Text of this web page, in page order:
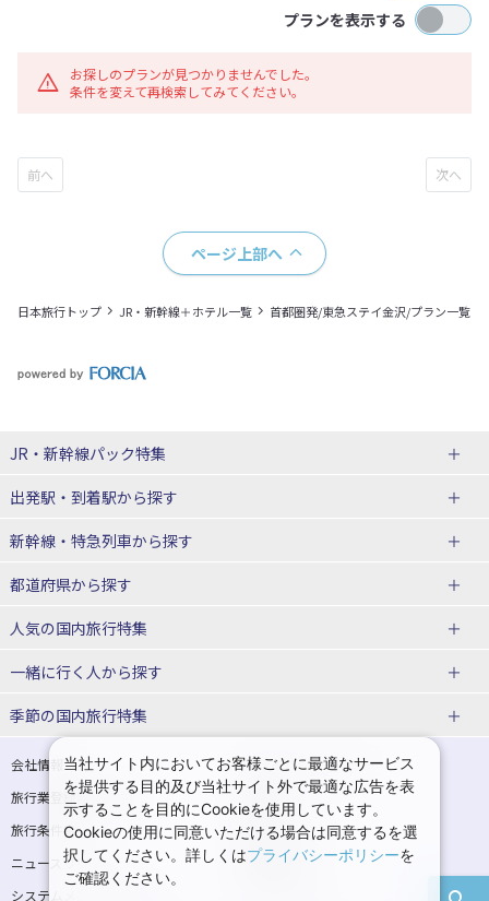
プランを表示する
お探しのプランが見つかりませんでした。
条件を変えて再検索してみてください。
ページ上部へ
日本旅行トップ JR・新幹線＋ホテル一覧 首都圏発/東急ステイ金沢/プラン一覧
JR・新幹線パック特集
JR・新幹線＋ホテルパック
出張パック
出発駅・到着駅から探す
秋田⇔東京 新幹線パック
仙台→東京 新幹線パック
富山⇔東京 新幹線パック
東京→仙台 新幹線パック
東京→金沢 新幹線パック
東京⇔軽井沢 新幹線パック 東京→長野 新幹線パック
東京→名古屋 新幹線パック 東京→京都 新幹線パック
東京→大阪（新大阪） 新幹線パッ
ク
東京→神戸（新神戸） 新幹線パッ
ク
新幹線・特急列車から探す
北海道新幹線 旅行
山形新幹線 旅行
東海道新幹線 旅行
上越新幹線 旅行
九州新幹線 旅行 西九州新幹線 旅行
特急サンダーバード 旅行
都道府県から探す
北海道旅行・ツアー
東北
青森旅行・ツアー 岩手旅行・ツアー
宮城旅行・ツアー 秋田旅行・ツアー
山形旅行・ツアー 福島旅行・ツアー
関東
人気の国内旅行特集
東京ディズニーリゾート®への旅
ユニバーサル・スタジオ・ジャパ
温泉旅行 日帰り旅行
一緒に行く人から探す
一人旅 国内版
カップル・夫婦旅行 国内版 女子旅 国内版
卒業旅行・学生旅行 国内版
季節の国内旅行特集
桜・お花見特集
ゴールデンウィーク（GW）の国内
旅行
夏休み・お盆の国内旅行 7月の国内旅行
8月の国内旅行 9月の国内旅行
会社情報
プライバシーポリシー
旅行業登録票・約款
規約集
旅行条件書
商標について
ニュースリリース
採用情報
システムメンテナンスの
当社サイト内においてお客様ごとに最適なサービス
を提供する目的及び当社サイト外で最適な広告を表
示することを目的にCookieを使用しています。
Cookieの使用に同意いただける場合は同意するを選
択してください。詳しくはプライバシーポリシーを
ご確認ください。